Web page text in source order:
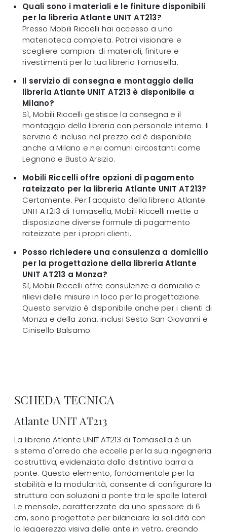
Quali sono i materiali e le finiture disponibili
per la libreria Atlante UNIT AT213?
Presso Mobili Riccelli hai accesso a una
materioteca completa. Potrai visionare e
scegliere campioni di materiali, finiture e
rivestimenti per la tua libreria Tomasella.
Il servizio di consegna e montaggio della
libreria Atlante UNIT AT213 è disponibile a
Milano?
Sì, Mobili Riccelli gestisce la consegna e il
montaggio della libreria con personale interno. Il
servizio è incluso nel prezzo ed è disponibile
anche a Milano e nei comuni circostanti come
Legnano e Busto Arsizio.
Mobili Riccelli offre opzioni di pagamento
rateizzato per la libreria Atlante UNIT AT213?
Certamente. Per l'acquisto della libreria Atlante
UNIT AT213 di Tomasella, Mobili Riccelli mette a
disposizione diverse formule di pagamento
rateizzate per i propri clienti.
Posso richiedere una consulenza a domicilio
per la progettazione della libreria Atlante
UNIT AT213 a Monza?
Sì, Mobili Riccelli offre consulenze a domicilio e
rilievi delle misure in loco per la progettazione.
Questo servizio è disponibile anche per i clienti di
Monza e della zona, inclusi Sesto San Giovanni e
Cinisello Balsamo.
SCHEDA TECNICA
Atlante UNIT AT213
La libreria Atlante UNIT AT213 di Tomasella è un
sistema d'arredo che eccelle per la sua ingegneria
costruttiva, evidenziata dalla distintiva barra a
ponte. Questo elemento, fondamentale per la
stabilità e la modularità, consente di configurare la
struttura con soluzioni a ponte tra le spalle laterali.
Le mensole, caratterizzate da uno spessore di 6
cm, sono progettate per bilanciare la solidità con
la leggerezza visiva delle ante in vetro, creando